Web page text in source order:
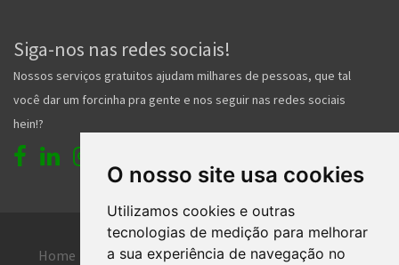
O nosso site usa cookies
Utilizamos cookies e outras
tecnologias de medição para melhorar
a sua experiência de navegação no
Siga-nos nas redes sociais!
Nossos serviços gratuitos ajudam milhares de pessoas, que tal
você dar um forcinha pra gente e nos seguir nas redes sociais
hein!?
Home Entrar Faça seu cadastro